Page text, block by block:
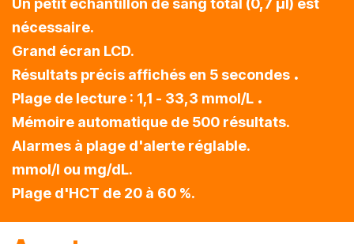
nécessaire.
Grand écran LCD.
Résultats précis affichés en 5 secondes .
Plage de lecture : 1,1 - 33,3 mmol/L .
Mémoire automatique de 500 résultats.
Alarmes à plage d'alerte réglable.
mmol/l ou mg/dL.
Plage d'HCT de 20 à 60 %.